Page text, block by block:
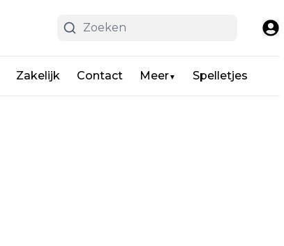
Zakelijk Contact Meer▼ Spelletjes